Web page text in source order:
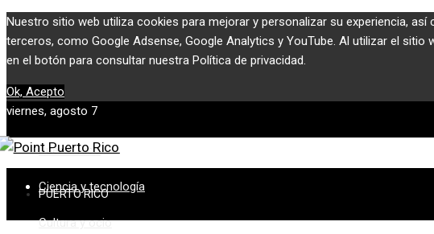
Nuestro sitio web utiliza cookies para mejorar y personalizar su experiencia,
terceros, como Google Adsense, Google Analytics y YouTube. Al utilizar el
en el botón para consultar nuestra Política de privacidad.
Ok, Acepto
viernes, agosto 7
Puerto Rico
Ciencia y tecnología
Cultura y ocio
PUERTO RICO